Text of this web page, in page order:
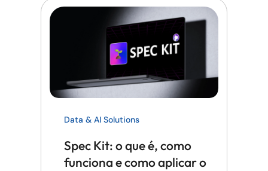
Data & AI Solutions
Spec Kit: o que é, como
funciona e como aplicar o